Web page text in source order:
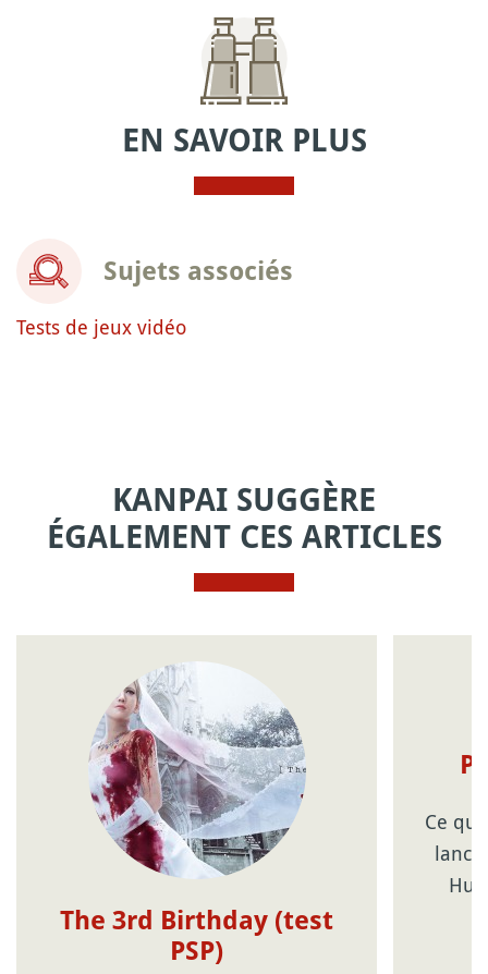
EN SAVOIR PLUS
Sujets associés
Tests de jeux vidéo
KANPAI SUGGÈRE
ÉGALEMENT CES ARTICLES
The 3rd Birthday (test
PSP)
Ce